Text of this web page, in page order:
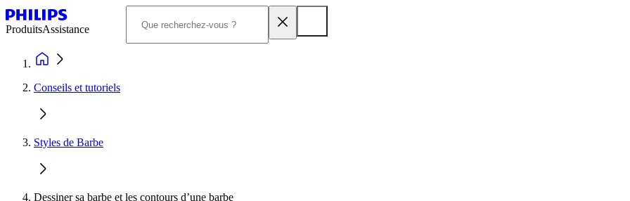
ProduitsAssistance
Conseils et tutoriels
Styles de Barbe
Dessiner sa barbe et les contours d’une barbe